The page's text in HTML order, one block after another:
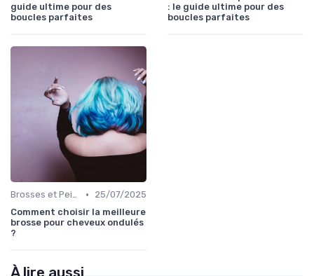
guide ultime pour des
boucles parfaites
: le guide ultime pour des
boucles parfaites
Brosses et Peignes Spéciaux •
25/07/2025
Comment choisir la meilleure
brosse pour cheveux ondulés
?